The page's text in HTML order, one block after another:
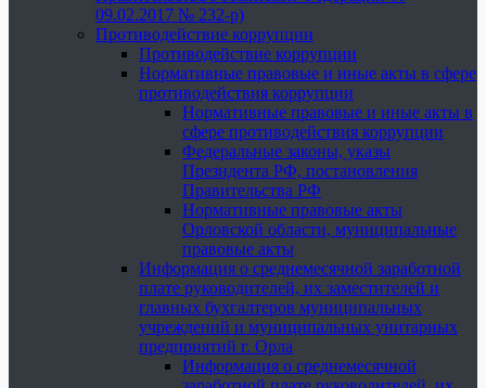
09.02.2017 № 232-р)
Противодействие коррупции
Противодействие коррупции
Нормативные правовые и иные акты в сфере
противодействия коррупции
Нормативные правовые и иные акты в
сфере противодействия коррупции
Федеральные законы, указы
Президента РФ, постановления
Правительства РФ
Нормативные правовые акты
Орловской области, муниципальные
правовые акты
Информация о среднемесячной заработной
плате руководителей, их заместителей и
главных бухгалтеров муниципальных
учреждений и муниципальных унитарных
предприятий г. Орла
Информация о среднемесячной